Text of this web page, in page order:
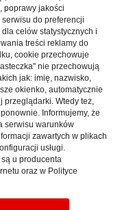
XIX w.” to
Prezentuje
osadników
To
badania
i w Polsce.
i jasny.
zajął się dr
poprawy jakości
do preferencji
celów statystycznych i
treści reklamy do
cookie przechowuje
nie przechowują
jak: imię, nazwisko,
okienko, automatycznie
przeglądarki. Wtedy też,
Informujemy, że
serwisu warunków
zawartych w plikach
usługi.
u producenta
oraz w Polityce